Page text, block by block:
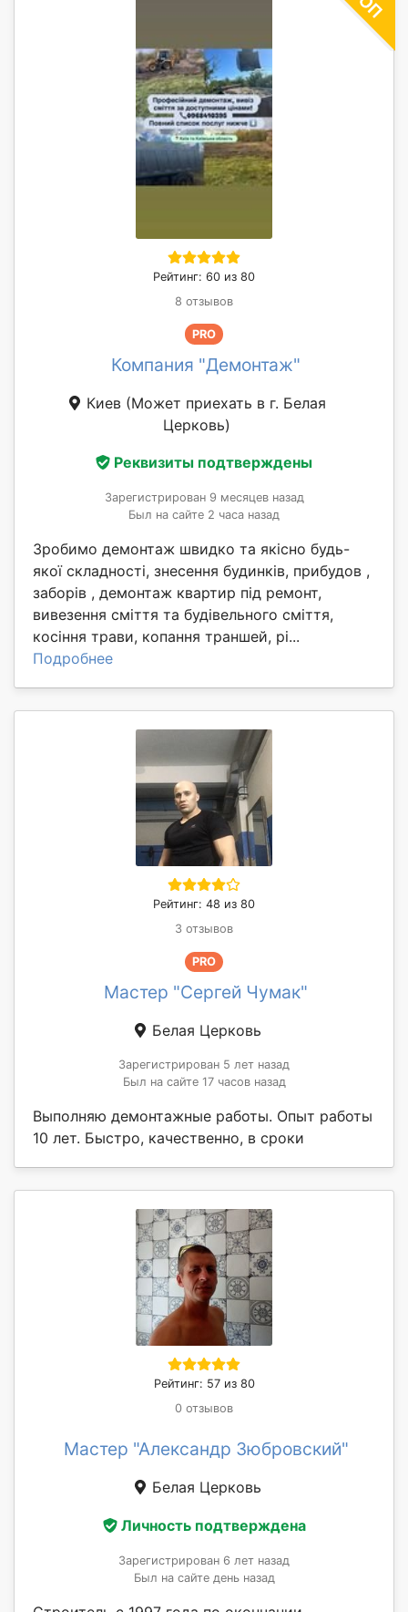
Рейтинг: 60 из 80
8 отзывов
PRO
Компания "Демонтаж"
Киев (Может приехать в г. Белая
Церковь)
Реквизиты подтверждены
Зарегистрирован 9 месяцев назад
Был на сайте 2 часа назад
Зробимо демонтаж швидко та якісно будь-
якої складності, знесення будинків, прибудов ,
заборів , демонтаж квартир під ремонт,
вивезення сміття та будівельного сміття,
косіння трави, копання траншей, рі...
Подробнее
Рейтинг: 48 из 80
3 отзывов
PRO
Мастер "Сергей Чумак"
Белая Церковь
Зарегистрирован 5 лет назад
Был на сайте 17 часов назад
Выполняю демонтажные работы. Опыт работы
10 лет. Быстро, качественно, в сроки
Рейтинг: 57 из 80
0 отзывов
Мастер "Александр Зюбровский"
Белая Церковь
Личность подтверждена
Зарегистрирован 6 лет назад
Был на сайте день назад